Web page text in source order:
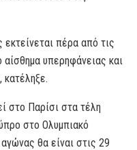
πέρα από τις
αίσθημα υπερηφάνειας και
κατέληξε.
στο Παρίσι στα τέλη
στο Ολυμπιακό
θα είναι στις 29